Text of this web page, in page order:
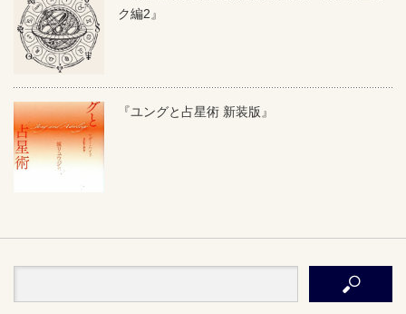
ク編2』
『ユングと占星術 新装版』